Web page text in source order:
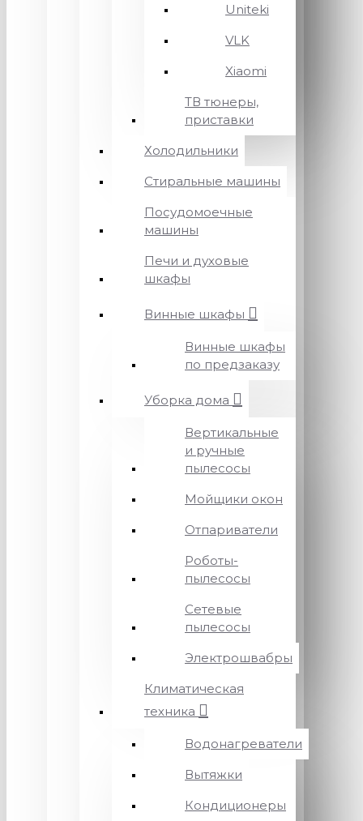
Uniteki
VLK
Xiaomi
ТВ тюнеры,
приставки
Холодильники
Стиральные машины
Посудомоечные
машины
Печи и духовые
шкафы
Винные шкафы
Винные шкафы
по предзаказу
Уборка дома
Вертикальные
и ручные
пылесосы
Мойщики окон
Отпариватели
Роботы-
пылесосы
Сетевые
пылесосы
Электрошвабры
Климатическая
техника
Водонагреватели
Вытяжки
Кондиционеры